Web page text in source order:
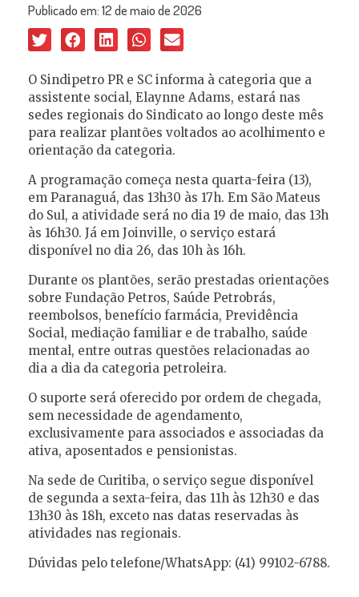
Publicado em:12 de maio de 2026
O Sindipetro PR e SC informa à categoria que a
assistente social, Elaynne Adams, estará nas
sedes regionais do Sindicato ao longo deste mês
para realizar plantões voltados ao acolhimento e
orientação da categoria.
A programação começa nesta quarta-feira (13),
em Paranaguá, das 13h30 às 17h. Em São Mateus
do Sul, a atividade será no dia 19 de maio, das 13h
às 16h30. Já em Joinville, o serviço estará
disponível no dia 26, das 10h às 16h.
Durante os plantões, serão prestadas orientações
sobre Fundação Petros, Saúde Petrobrás,
reembolsos, benefício farmácia, Previdência
Social, mediação familiar e de trabalho, saúde
mental, entre outras questões relacionadas ao
dia a dia da categoria petroleira.
O suporte será oferecido por ordem de chegada,
sem necessidade de agendamento,
exclusivamente para associados e associadas da
ativa, aposentados e pensionistas.
Na sede de Curitiba, o serviço segue disponível
de segunda a sexta-feira, das 11h às 12h30 e das
13h30 às 18h, exceto nas datas reservadas às
atividades nas regionais.
Dúvidas pelo telefone/WhatsApp: (41) 99102-6788.